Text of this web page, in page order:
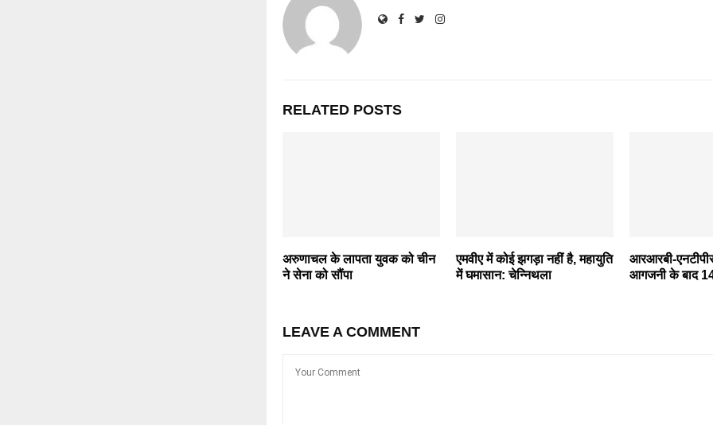
RELATED POSTS
अरुणाचल के लापता युवक को चीन
ने सेना को सौंपा
एमवीए में कोई झगड़ा नहीं है, महायुति
में घमासान: चेन्निथला
आरआरबी-
आगजनी के बाद 14
LEAVE A COMMENT